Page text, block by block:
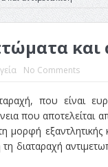
Το νουάρ στον
Κι Όλες Σε
άραγε?
και
No Comments
που είναι
που αποτελείται
μορφή
διαταραχή